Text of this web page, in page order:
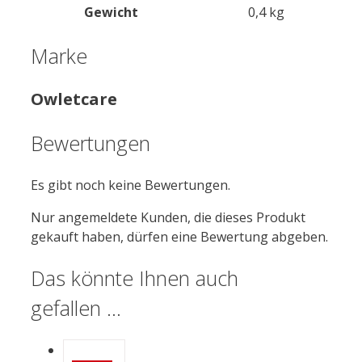
Gewicht 0,4 kg
Marke
Owletcare
Bewertungen
Es gibt noch keine Bewertungen.
Nur angemeldete Kunden, die dieses Produkt
gekauft haben, dürfen eine Bewertung abgeben.
Das könnte Ihnen auch
gefallen …